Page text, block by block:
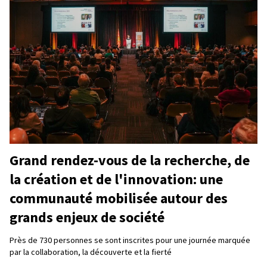
Grand rendez-vous de la recherche, de
la création et de l'innovation: une
communauté mobilisée autour des
grands enjeux de société
Près de 730 personnes se sont inscrites pour une journée marquée
par la collaboration, la découverte et la fierté